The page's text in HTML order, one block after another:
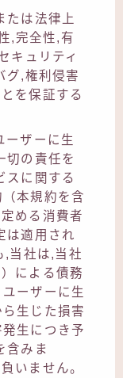
たは法律上
,完全性,有
キュリティ
グ,権利侵害
を保証する
ーザーに生
切の責任を
スに関する
本規約を含
める消費者
は適用され
,当社は,当社
による債務
ーザーに生
生じた損害
発生につき予
含みま
いません。